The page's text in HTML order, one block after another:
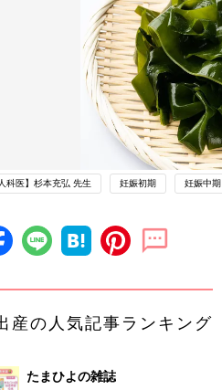
科医】杉本充弘 先生 妊娠初期 妊娠中期
産の人気記事ランキング
たまひよの雑誌